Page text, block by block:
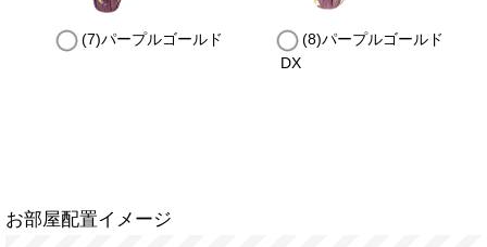
(7)パープルゴールド
(8)パープルゴールド
DX
お部屋配置イメージ